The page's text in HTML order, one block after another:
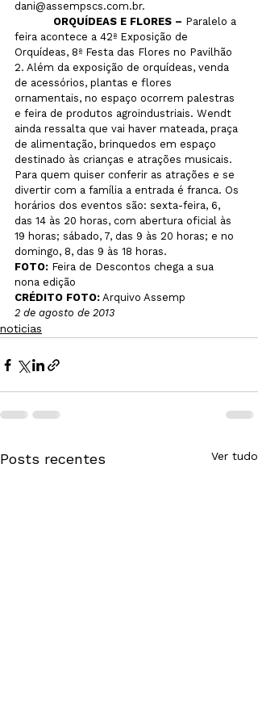
dani@assempscs.com.br.
ORQUÍDEAS E FLORES – Paralelo a
feira acontece a 42ª Exposição de
Orquídeas, 8ª Festa das Flores no Pavilhão
2. Além da exposição de orquídeas, venda
de acessórios, plantas e flores
ornamentais, no espaço ocorrem palestras
e feira de produtos agroindustriais. Wendt
ainda ressalta que vai haver mateada, praça
de alimentação, brinquedos em espaço
destinado às crianças e atrações musicais.
Para quem quiser conferir as atrações e se
divertir com a família a entrada é franca. Os
horários dos eventos são: sexta-feira, 6,
das 14 às 20 horas, com abertura oficial às
19 horas; sábado, 7, das 9 às 20 horas; e no
domingo, 8, das 9 às 18 horas.
FOTO: Feira de Descontos chega a sua
CRÉDITO FOTO: Arquivo Assemp
2 de agosto de 2013
noticias
Posts recentes Ver tudo